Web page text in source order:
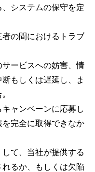
システムの保守を定
者の間におけるトラブ
サービスへの妨害、情
もしくは遅延し、ま
ャンペーンに応募し
完全に取得できなか
て、当社が提供する
るか、もしくは欠陥